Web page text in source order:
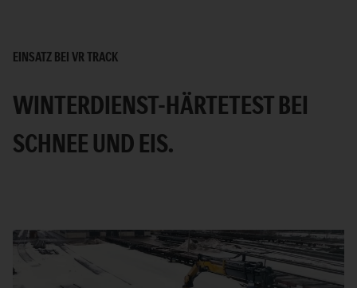
EINSATZ BEI VR TRACK
WINTERDIENST-HÄRTETEST BEI
SCHNEE UND EIS.